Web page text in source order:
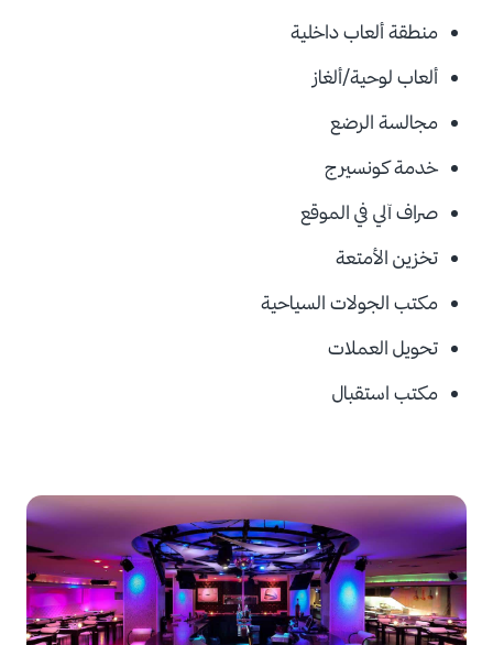
منطقة ألعاب داخلية
ألعاب لوحية/ألغاز
مجالسة الرضع
خدمة كونسيرج
صراف آلي في الموقع
تخزين الأمتعة
مكتب الجولات السياحية
تحويل العملات
مكتب استقبال